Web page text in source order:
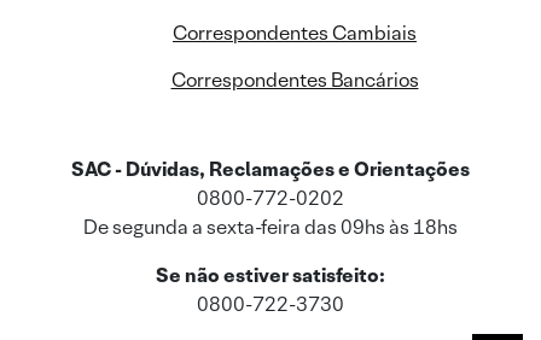
Correspondentes Cambiais
Correspondentes Bancários
SAC - Dúvidas, Reclamações e Orientações
0800-772-0202
De segunda a sexta-feira das 09hs às 18hs
Se não estiver satisfeito:
0800-722-3730